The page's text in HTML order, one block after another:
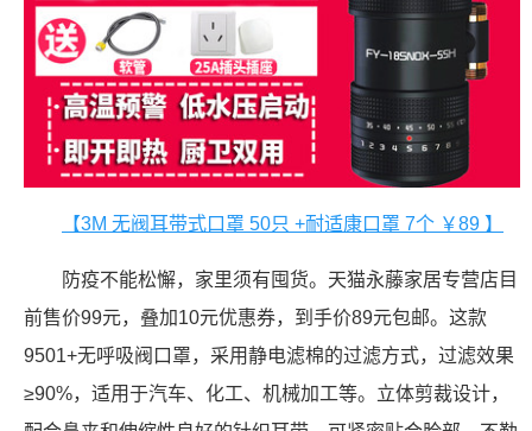
【3M 无阀耳带式口罩 50只 +耐适康口罩 7个 ￥89 】
防疫不能松懈，家里须有囤货。天猫永藤家居专营店目
前售价99元，叠加10元优惠券，到手价89元包邮。这款
9501+无呼吸阀口罩，采用静电滤棉的过滤方式，过滤效果
≥90%，适用于汽车、化工、机械加工等。立体剪裁设计，